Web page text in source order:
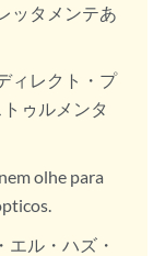
ッタメンテあ
ィレクト・プ
ゥルメンタ
olhe para
エル・ハズ・